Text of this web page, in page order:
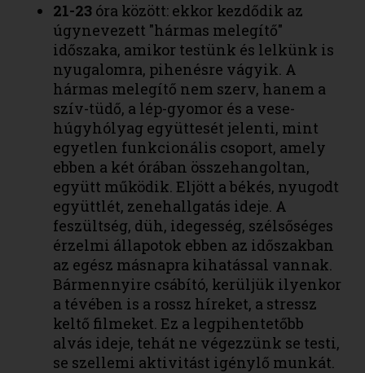
21-23 óra között: ekkor kezdődik az
úgynevezett "hármas melegítő"
időszaka, amikor testünk és lelkünk is
nyugalomra, pihenésre vágyik. A
hármas melegítő nem szerv, hanem a
szív-tüdő, a lép-gyomor és a vese-
húgyhólyag együttesét jelenti, mint
egyetlen funkcionális csoport, amely
ebben a két órában összehangoltan,
együtt működik. Eljött a békés, nyugodt
együttlét, zenehallgatás ideje. A
feszültség, düh, idegesség, szélsőséges
érzelmi állapotok ebben az időszakban
az egész másnapra kihatással vannak.
Bármennyire csábító, kerüljük ilyenkor
a tévében is a rossz híreket, a stressz
keltő filmeket. Ez a legpihentetőbb
alvás ideje, tehát ne végezzünk se testi,
se szellemi aktivitást igénylő munkát.